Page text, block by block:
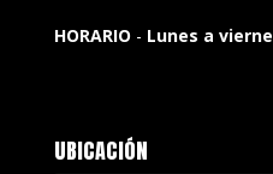
HORARIO - Lunes a
UBICACIÓN